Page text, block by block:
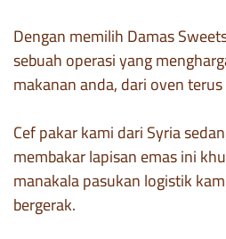
Dengan memilih Damas
sebuah operasi yang
makanan anda, dari oven
Cef pakar kami dari Syria
membakar lapisan emas ini
manakala pasukan logistik
bergerak.